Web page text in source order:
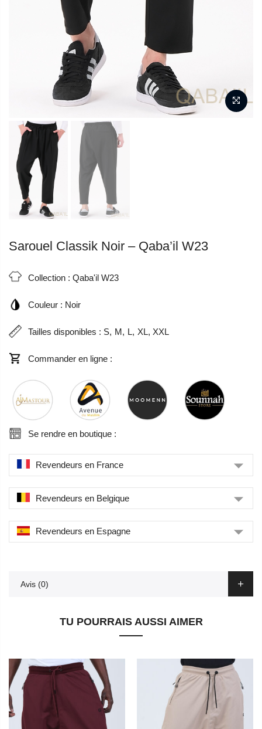
Sarouel Classik Noir – Qaba’il W23
Collection : Qaba'il W23
Couleur : Noir
Tailles disponibles : S M L XL XXL
Commander en ligne :
Se rendre en boutique :
Revendeurs en France
Revendeurs en Belgique
Revendeurs en Espagne
Avis (0)
TU POURRAIS AUSSI AIMER